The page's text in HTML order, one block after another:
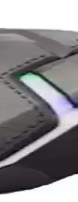
tasarımıyla
modeller,
rağmen,